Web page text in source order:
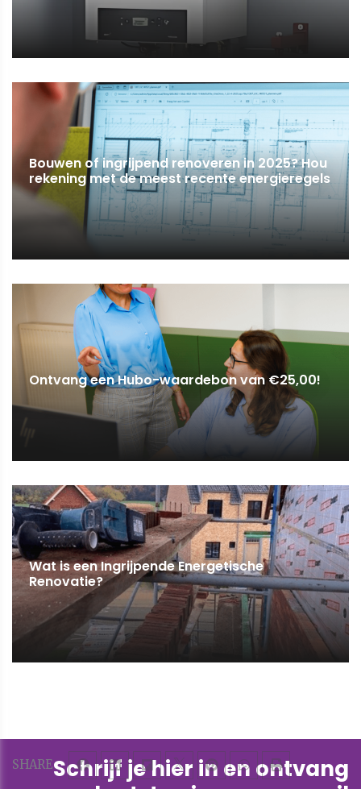
SHARE
Bouwen of ingrijpend renoveren in 2025? Hou
rekening met de meest recente energieregels
Ontvang een Hubo-waardebon van €25,00!
Wat is een Ingrijpende Energetische
Renovatie?
Schrijf je hier in en ontvang